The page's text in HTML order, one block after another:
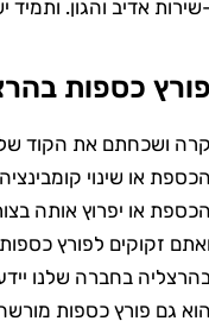
-שירות אדיב והגון. ותמיד
פורץ כספות
קרה ושכחתם את הקוד
הכספת או שינוי
הכספת או יפרוץ אותה
בחברה שלנו
הוא גם פורץ כספות